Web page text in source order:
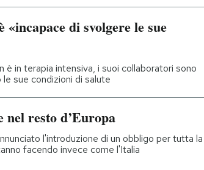
«incapace di svolgere le sue
è in terapia intensiva, i suoi collaboratori sono
sue condizioni di salute
nel resto d’Europa
l'introduzione di un obbligo per tutta la
facendo invece come l'Italia